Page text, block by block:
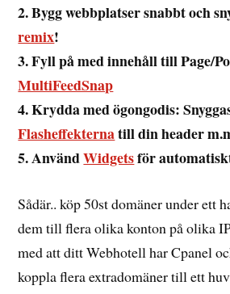
2. Bygg webbplatser snabbt och
remix!
3. Fyll på med innehåll till Page/
MultiFeedSnap
4. Krydda med ögongodis:
Flasheffekternatill din header
5. AnvändWidgetsför
Sådär.. köp 50st domäner under ett
dem till flera olika konton på olika
med att ditt Webhotell har Cpanel
koppla flera extradomäner till ett